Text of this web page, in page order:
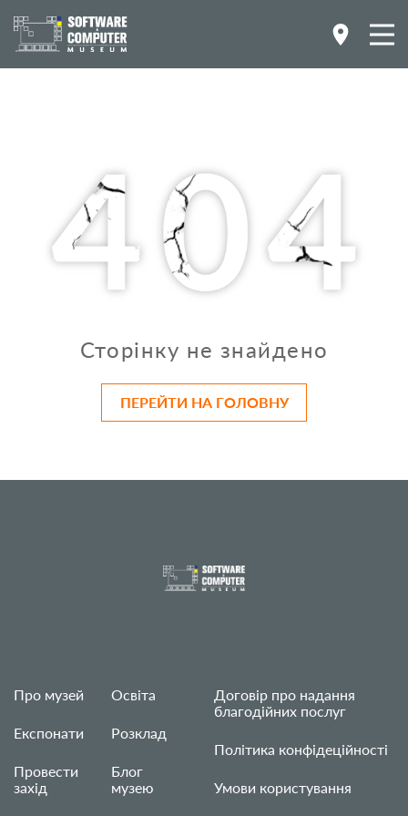
Сторінку не знайдено
ПЕРЕЙТИ НА ГОЛОВНУ
Про музей
Експонати
Провести
захід
Освіта
Розклад
Блог
музею
Договір про надання
благодійних послуг
Політика конфідеційності
Умови користування